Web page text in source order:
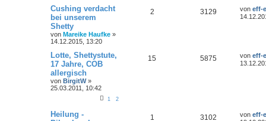
Cushing verdacht
bei unserem
Shetty
von Mareike Haufke »
14.12.2015, 13:20
2 3129 von eff-
Lotte, Shettystute,
17 Jahre, COB
allergisch
von BirgitW»
25.03.2011, 10:42
1 2
15 5875 von eff-
Heilung -
1 3102 von eff-